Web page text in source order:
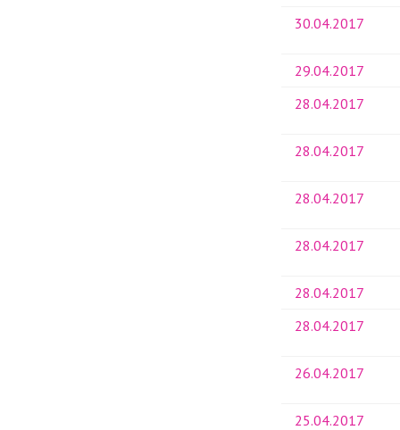
30.04.2017
29.04.2017
28.04.2017
28.04.2017
28.04.2017
28.04.2017
28.04.2017
28.04.2017
26.04.2017
25.04.2017